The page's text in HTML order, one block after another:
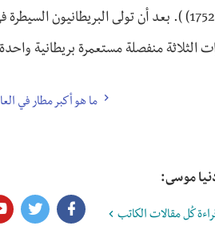
منفصلة مستعمرة بريطانية واحدة
ما هو أكبر مطار في
موسى:
كُل مقالات الكاتب